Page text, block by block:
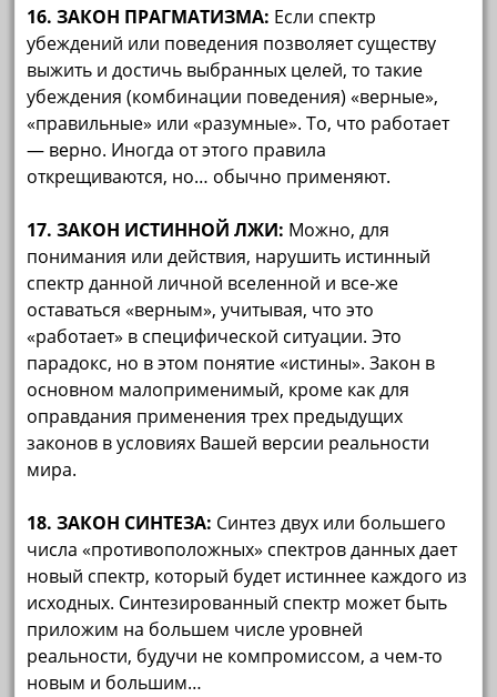
16. ЗАКОН ПРАГМАТИЗМА: Если спектр
убеждений или поведения позволяет существу
выжить и достичь выбранных целей, то такие
убеждения (комбинации поведения) «верные»,
«правильные» или «разумные». То, что работает
— верно. Иногда от этого правила
открещиваются, но… обычно применяют.
17. ЗАКОН ИСТИННОЙ ЛЖИ: Можно, для
понимания или действия, нарушить истинный
спектр данной личной вселенной и все-же
оставаться «верным», учитывая, что это
«работает» в специфической ситуации. Это
парадокс, но в этом понятие «истины». Закон в
основном малоприменимый, кроме как для
оправдания применения трех предыдущих
законов в условиях Вашей версии реальности
мира.
18. ЗАКОН СИНТЕЗА: Синтез двух или большего
числа «противоположных» спектров данных дает
новый спектр, который будет истиннее каждого из
исходных. Синтезированный спектр может быть
приложим на большем числе уровней
реальности, будучи не компромиссом, а чем-то
новым и большим…